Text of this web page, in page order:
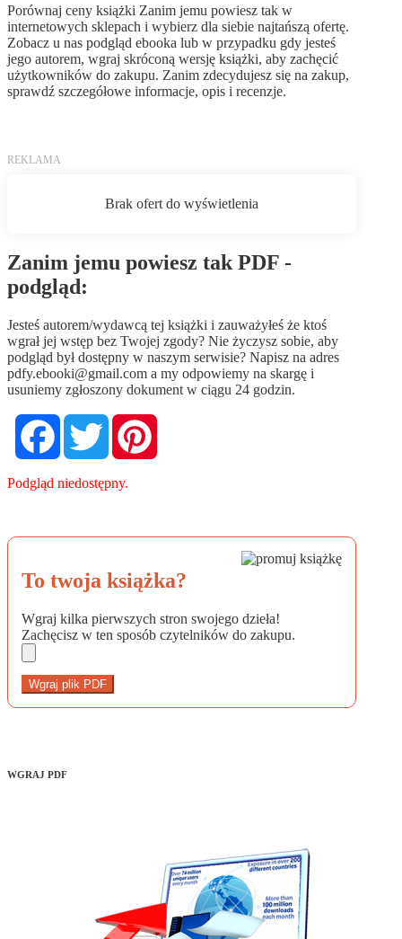
Porównaj ceny książki Zanim jemu powiesz tak w
internetowych sklepach i wybierz dla siebie najtańszą ofertę.
Zobacz u nas podgląd ebooka lub w przypadku gdy jesteś
jego autorem, wgraj skróconą wersję książki, aby zachęcić
użytkowników do zakupu. Zanim zdecydujesz się na zakup,
sprawdź szczegółowe informacje, opis i recenzje.
Zanim jemu powiesz tak PDF -
podgląd:
Jesteś autorem/wydawcą tej książki i zauważyłeś że ktoś
wgrał jej wstęp bez Twojej zgody? Nie życzysz sobie, aby
podgląd był dostępny w naszym serwisie? Napisz na adres
pdfy.ebooki@gmail.com a my odpowiemy na skargę i
usuniemy zgłoszony dokument w ciągu 24 godzin.
FacebookTwitter
Podgląd niedostępny.
To twoja książka?
Wgraj kilka pierwszych stron swojego dzieła!
Zachęcisz w ten sposób czytelników do zakupu.
Wgraj plik PDF
WGRAJ PDF